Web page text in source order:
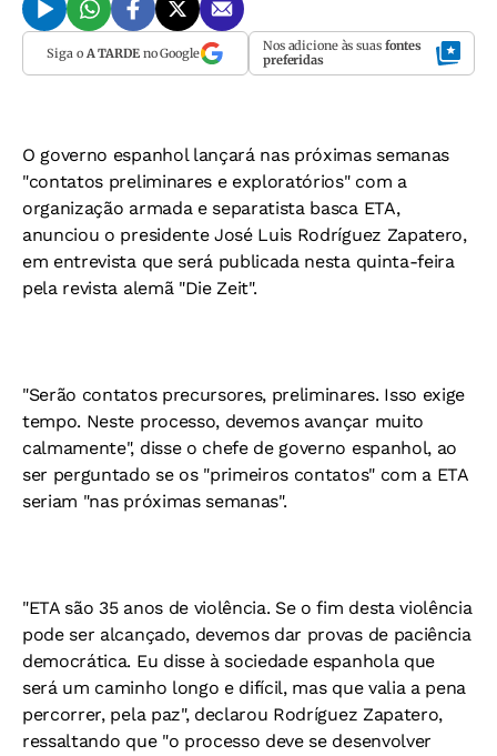
Siga o A TARDEno Google Nos adicione às suas fontes
preferidas
O governo espanhol lançará nas próximas semanas
"contatos preliminares e exploratórios" com a
organização armada e separatista basca ETA,
anunciou o presidente José Luis Rodríguez Zapatero,
em entrevista que será publicada nesta quinta-feira
pela revista alemã "Die Zeit".
"Serão contatos precursores, preliminares. Isso exige
tempo. Neste processo, devemos avançar muito
calmamente", disse o chefe de governo espanhol, ao
ser perguntado se os "primeiros contatos" com a ETA
seriam "nas próximas semanas".
"ETA são 35 anos de violência. Se o fim desta violência
pode ser alcançado, devemos dar provas de paciência
democrática. Eu disse à sociedade espanhola que
será um caminho longo e difícil, mas que valia a pena
percorrer, pela paz", declarou Rodríguez Zapatero,
ressaltando que "o processo deve se desenvolver